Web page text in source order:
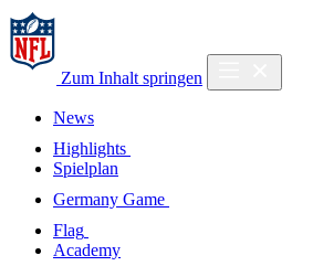
Zum Inhalt springen
News
Highlights
Spielplan
Germany Game
Flag
Academy